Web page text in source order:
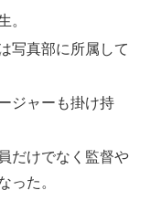
。
写真部に所属して
ジャーも掛け持
だけでなく監督や
った。